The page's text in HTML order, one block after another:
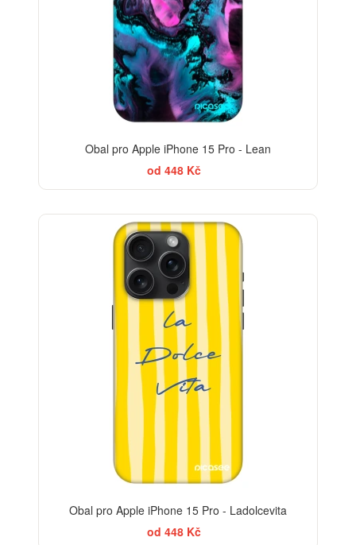
Obal pro Apple iPhone 15 Pro - Lean
od 448 Kč
Obal pro Apple iPhone 15 Pro - Ladolcevita
od 448 Kč